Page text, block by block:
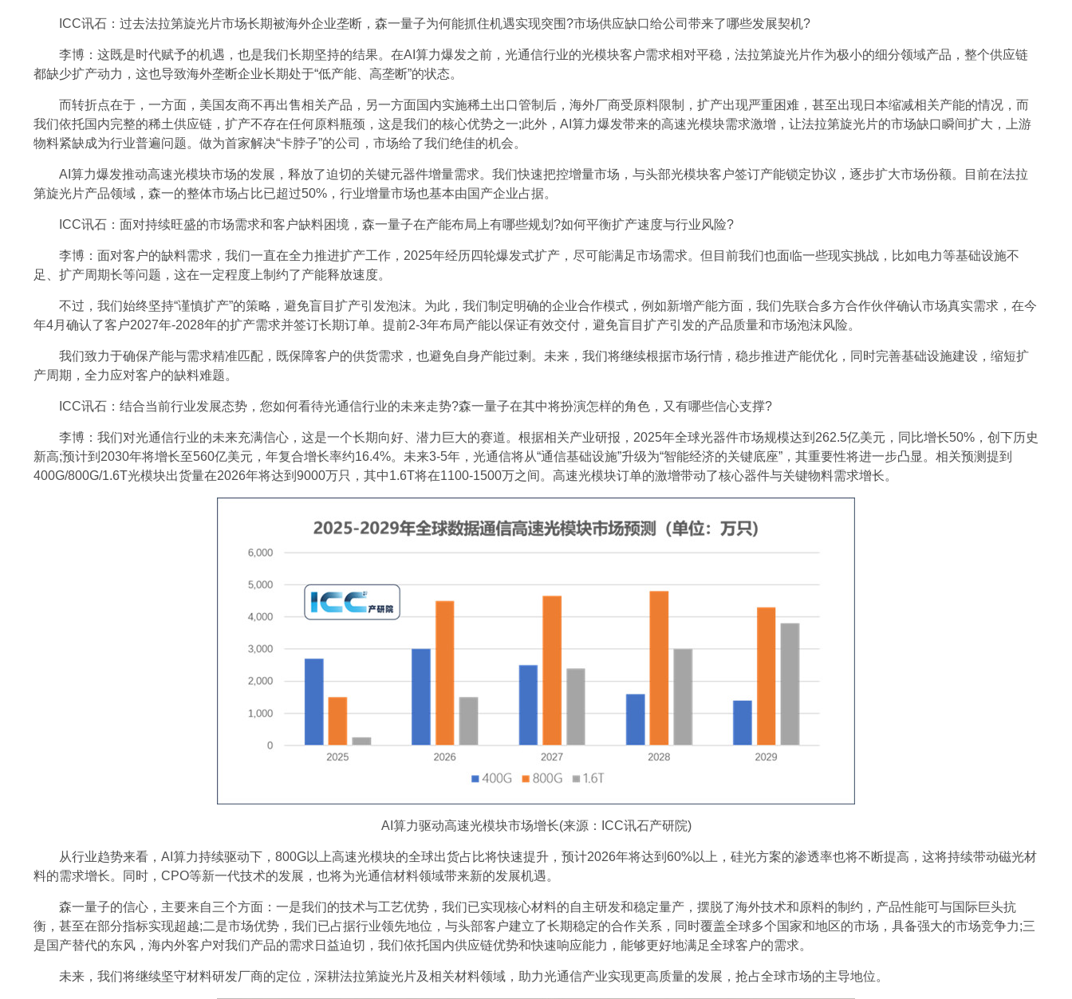
ICC讯石：过去法拉第旋光片市场长期被海外企业垄断，森一量子为何能抓住机遇实现突围?市场供应缺口给公司带来了哪些发展契机?
李博：这既是时代赋予的机遇，也是我们长期坚持的结果。在AI算力爆发之前，光通信行业的光模块客户需求相对平稳，法拉第旋光片作为极小的细分领域产品，整个供应链
都缺少扩产动力，这也导致海外垄断企业长期处于“低产能、高垄断”的状态。
而转折点在于，一方面，美国友商不再出售相关产品，另一方面国内实施稀土出口管制后，海外厂商受原料限制，扩产出现严重困难，甚至出现日本缩减相关产能的情况，而
我们依托国内完整的稀土供应链，扩产不存在任何原料瓶颈，这是我们的核心优势之一;此外，AI算力爆发带来的高速光模块需求激增，让法拉第旋光片的市场缺口瞬间扩大，上游
物料紧缺成为行业普遍问题。做为首家解决“卡脖子”的公司，市场给了我们绝佳的机会。
AI算力爆发推动高速光模块市场的发展，释放了迫切的关键元器件增量需求。我们快速把控增量市场，与头部光模块客户签订产能锁定协议，逐步扩大市场份额。目前在法拉
第旋光片产品领域，森一的整体市场占比已超过50%，行业增量市场也基本由国产企业占据。
ICC讯石：面对持续旺盛的市场需求和客户缺料困境，森一量子在产能布局上有哪些规划?如何平衡扩产速度与行业风险?
李博：面对客户的缺料需求，我们一直在全力推进扩产工作，2025年经历四轮爆发式扩产，尽可能满足市场需求。但目前我们也面临一些现实挑战，比如电力等基础设施不
足、扩产周期长等问题，这在一定程度上制约了产能释放速度。
不过，我们始终坚持“谨慎扩产”的策略，避免盲目扩产引发泡沫。为此，我们制定明确的企业合作模式，例如新增产能方面，我们先联合多方合作伙伴确认市场真实需求，在今
年4月确认了客户2027年-2028年的扩产需求并签订长期订单。提前2-3年布局产能以保证有效交付，避免盲目扩产引发的产品质量和市场泡沫风险。
我们致力于确保产能与需求精准匹配，既保障客户的供货需求，也避免自身产能过剩。未来，我们将继续根据市场行情，稳步推进产能优化，同时完善基础设施建设，缩短扩
产周期，全力应对客户的缺料难题。
ICC讯石：结合当前行业发展态势，您如何看待光通信行业的未来走势?森一量子在其中将扮演怎样的角色，又有哪些信心支撑?
李博：我们对光通信行业的未来充满信心，这是一个长期向好、潜力巨大的赛道。根据相关产业研报，2025年全球光器件市场规模达到262.5亿美元，同比增长50%，创下历史
新高;预计到2030年将增长至560亿美元，年复合增长率约16.4%。未来3-5年，光通信将从“通信基础设施”升级为“智能经济的关键底座”，其重要性将进一步凸显。相关预测提到
400G/800G/1.6T光模块出货量在2026年将达到9000万只，其中1.6T将在1100-1500万之间。高速光模块订单的激增带动了核心器件与关键物料需求增长。
AI算力驱动高速光模块市场增长(来源：ICC讯石产研院)
从行业趋势来看，AI算力持续驱动下，800G以上高速光模块的全球出货占比将快速提升，预计2026年将达到60%以上，硅光方案的渗透率也将不断提高，这将持续带动磁光材
料的需求增长。同时，CPO等新一代技术的发展，也将为光通信材料领域带来新的发展机遇。
森一量子的信心，主要来自三个方面：一是我们的技术与工艺优势，我们已实现核心材料的自主研发和稳定量产，摆脱了海外技术和原料的制约，产品性能可与国际巨头抗
衡，甚至在部分指标实现超越;二是市场优势，我们已占据行业领先地位，与头部客户建立了长期稳定的合作关系，同时覆盖全球多个国家和地区的市场，具备强大的市场竞争力;三
是国产替代的东风，海内外客户对我们产品的需求日益迫切，我们依托国内供应链优势和快速响应能力，能够更好地满足全球客户的需求。
未来，我们将继续坚守材料研发厂商的定位，深耕法拉第旋光片及相关材料领域，助力光通信产业实现更高质量的发展，抢占全球市场的主导地位。